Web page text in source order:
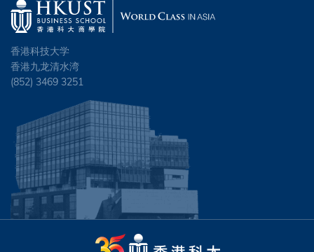
香港科技大学
香港九龙清水湾
(852) 3469 3251